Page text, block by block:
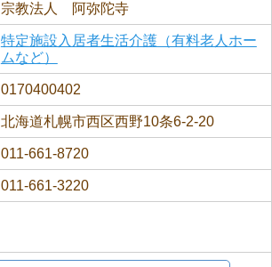
宗教法人 阿弥陀寺
特定施設入居者生活介護（有料老人ホー
ムなど）
0170400402
北海道札幌市西区西野10条6-2-20
011-661-8720
011-661-3220